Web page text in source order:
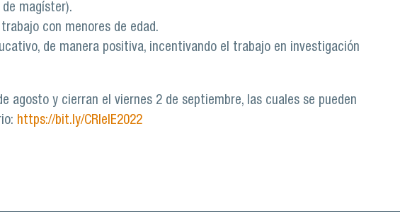
magíster).
con menores de edad.
de manera positiva, incentivando el trabajo en investigación
agosto y cierran el viernes 2 de septiembre, las cuales se pueden
https://bit.ly/CRIeIE2022